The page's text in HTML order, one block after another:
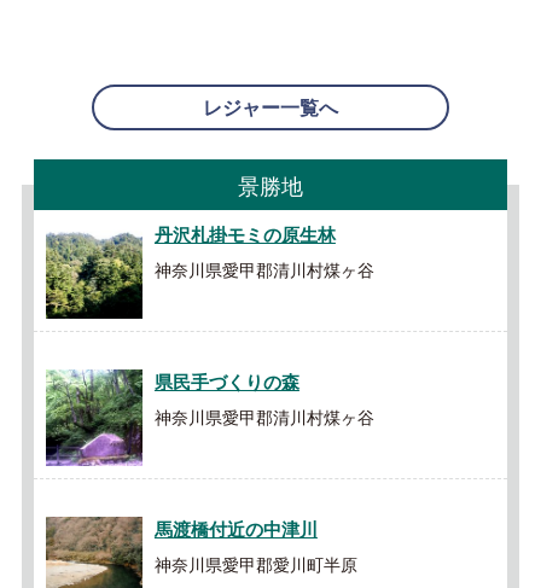
レジャー一覧へ
景勝地
丹沢札掛モミの原生林
神奈川県愛甲郡清川村煤ヶ谷
県民手づくりの森
神奈川県愛甲郡清川村煤ヶ谷
馬渡橋付近の中津川
神奈川県愛甲郡愛川町半原